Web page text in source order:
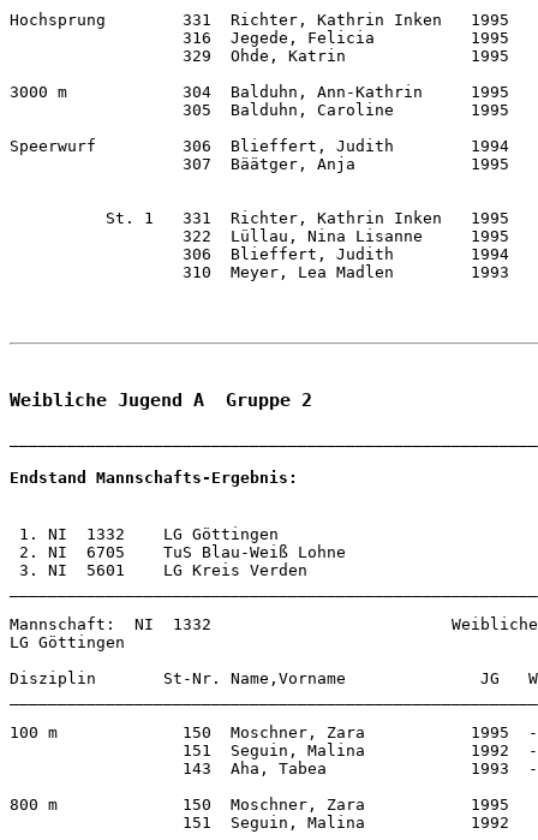
Weibliche Jugend A  Gruppe 2
Endstand Mannschafts-Ergebnis:
1. NI  1332    LG Göttingen
2. NI  6705    TuS Blau-Weiß Lohne
3. NI  5601    LG Kreis Verden
Mannschaft:  NI  1332                         Weibliche
LG Göttingen
Disziplin       St-Nr. Name,Vorname              JG
100 m             150  Moschner, Zara
151  Seguin, Malina           1992
143  Aha, Tabea
800 m             150  Moschner, Zara
151  Seguin, Malina           1992